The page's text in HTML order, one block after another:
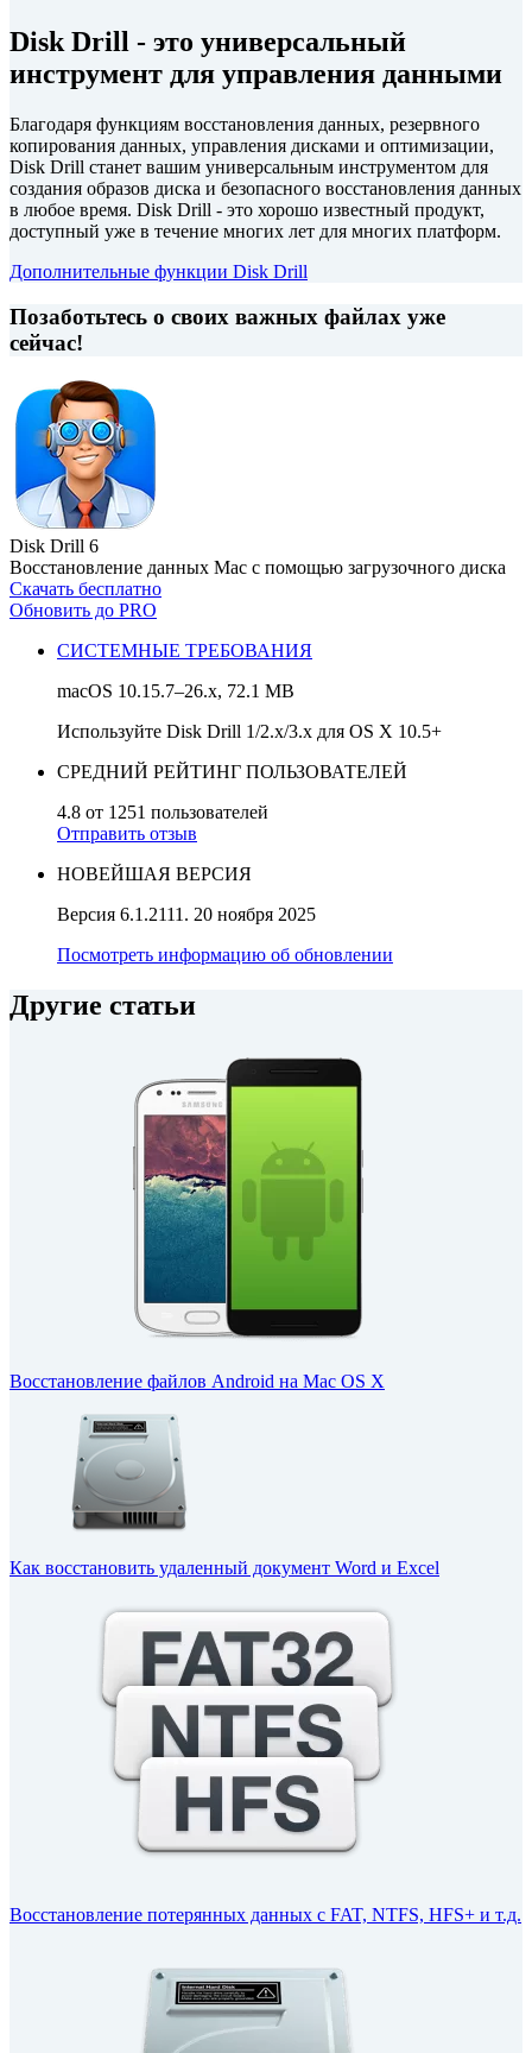
Disk Drill - это универсальный
инструмент для управления данными
Благодаря функциям восстановления данных, резервного
копирования данных, управления дисками и оптимизации,
Disk Drill станет вашим универсальным инструментом для
создания образов диска и безопасного восстановления данных
в любое время. Disk Drill - это хорошо известный продукт,
доступный уже в течение многих лет для многих платформ.
Дополнительные функции Disk Drill
Позаботьтесь о своих важных файлах уже
сейчас!
Disk Drill 6
Восстановление данных Mac с помощью загрузочного диска
Скачать бесплатно
Обновить до PRO
СИСТЕМНЫЕ ТРЕБОВАНИЯ
macOS 10.15.7–26.x, 72.1 MB
Используйте Disk Drill 1/2.x/3.x для OS X 10.5+
СРЕДНИЙ РЕЙТИНГ ПОЛЬЗОВАТЕЛЕЙ
4.8 от 1251 пользователей
Отправить отзыв
НОВЕЙШАЯ ВЕРСИЯ
Версия 6.1.2111. 20 ноября 2025
Посмотреть информацию об обновлении
Другие статьи
Восстановление файлов Android на Mac OS X
Как восстановить удаленный документ Word и Excel
Восстановление потерянных данных с FAT, NTFS, HFS+ и т.д.